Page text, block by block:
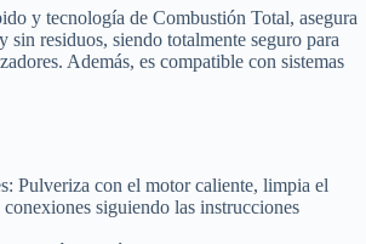
y tecnología de Combustión Total, asegura
sin residuos, siendo totalmente seguro para
Además, es compatible con sistemas
Pulveriza con el motor caliente, limpia el
siguiendo las instrucciones